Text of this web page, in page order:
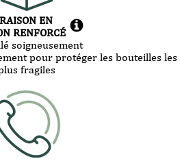
EN
RENFORCÉ
soigneusement
pour protéger les bouteilles les
fragiles